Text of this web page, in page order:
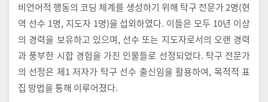
비언어적 행동의 코딩 체계를 생성하기 위해 탁구 전문가 2명(현
역 선수 1명, 지도자 1명)을 섭외하였다. 이들은 모두 10년 이상
의 경력을 보유하고 있으며, 선수 또는 지도자로서의 오랜 경력
과 풍부한 시합 경험을 가진 인물들로 선정되었다. 탁구 전문가
의 선정은 제1 저자가 탁구 선수 출신임을 활용하여, 목적적 표
집 방법을 통해 이루어졌다.